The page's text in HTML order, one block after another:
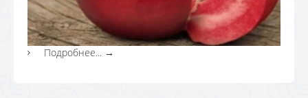
Подробнее... →